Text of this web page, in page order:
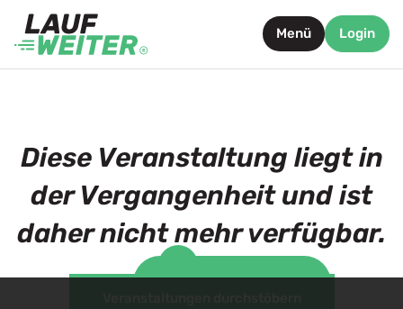
Menü Login
Diese Veranstaltung liegt in
der Vergangenheit und ist
daher nicht mehr verfügbar.